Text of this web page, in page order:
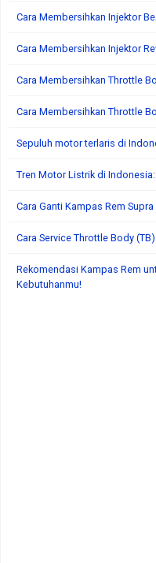
Cara Membersihkan Injektor
Cara Membersihkan Injektor
Cara Membersihkan Throttle
Cara Membersihkan Throttle
Sepuluh motor terlaris di
Tren Motor Listrik di
Cara Ganti Kampas Rem
Cara Service Throttle Body
Rekomendasi Kampas Rem
Kebutuhanmu!